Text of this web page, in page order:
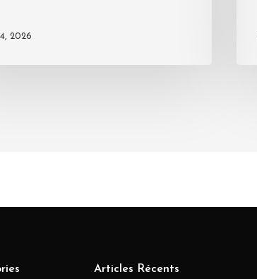
2026
Articles Récents